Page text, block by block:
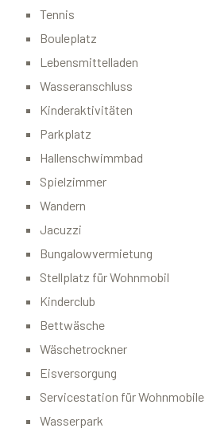
Tennis
Bouleplatz
Lebensmittelladen
Wasseranschluss
Kinderaktivitäten
Parkplatz
Hallenschwimmbad
Spielzimmer
Wandern
Jacuzzi
Bungalowvermietung
Stellplatz für Wohnmobil
Kinderclub
Bettwäsche
Wäschetrockner
Eisversorgung
Servicestation für Wohnmobile
Wasserpark